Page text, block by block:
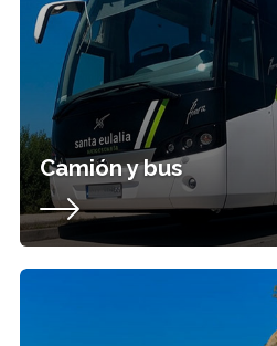
Camión y bus